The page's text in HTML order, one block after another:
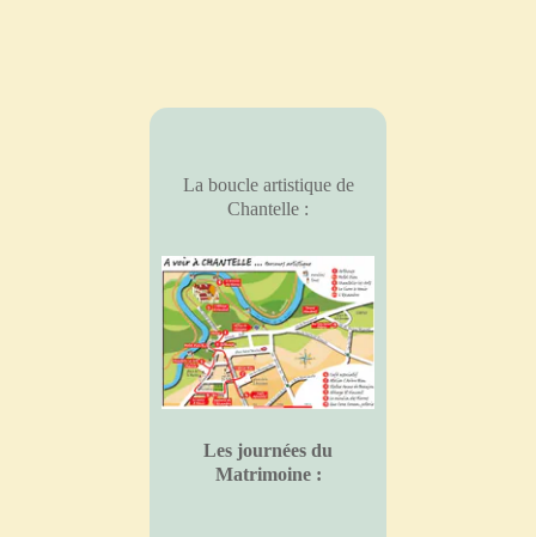
La boucle artistique de
Chantelle :
Les journées du
Matrimoine :